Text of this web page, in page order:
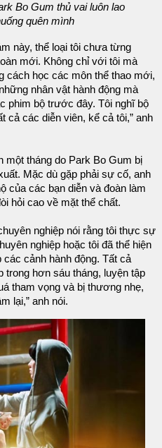
Bo Gum thủ vai luôn lao
quên mình
này, thể loại tôi chưa từng
mới. Không chỉ với tôi mà
học các môn thể thao mới,
nhân vật hành động mà
phim bộ trước đây. Tôi nghĩ bộ
cả các diễn viên, kể cả tôi,” anh
một tháng do Park Bo Gum bị
Mặc dù gặp phải sự cố, anh
của các bạn diễn và đoàn làm
hỏi cao về mặt thể chất.
nghiệp nói rằng tôi thực sự
nghiệp hoặc tôi đã thể hiện
cảnh hành động. Tất cả
trong hơn sáu tháng, luyện tập
tham vọng và bị thương nhẹ,
lại,” anh nói.